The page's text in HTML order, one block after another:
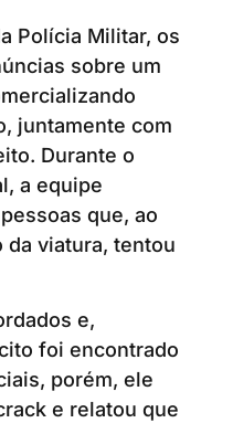
Polícia Militar, os
sobre um
juntamente com
Durante o
a equipe
que, ao
da viatura, tentou
e,
foi encontrado
porém, ele
e relatou que